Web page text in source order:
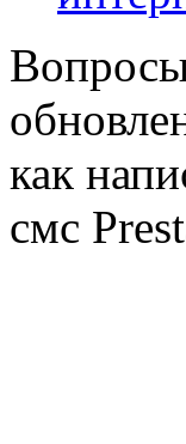
Вопросы
как
смс